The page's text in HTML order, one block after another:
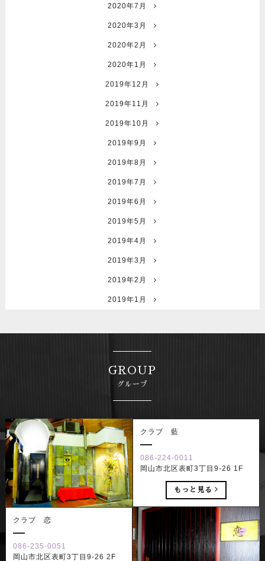
2020年7月
2020年3月
2020年2月
2020年1月
2019年12月
2019年11月
2019年10月
2019年9月
2019年8月
2019年7月
2019年6月
2019年5月
2019年4月
2019年3月
2019年2月
2019年1月
GROUP
グループ
クラブ 藍
086-224-0011
岡山市北区表町3丁目9-26 1F
もっと見る
クラブ 恋
086-235-0051
岡山市北区表町3丁目9-26 2F